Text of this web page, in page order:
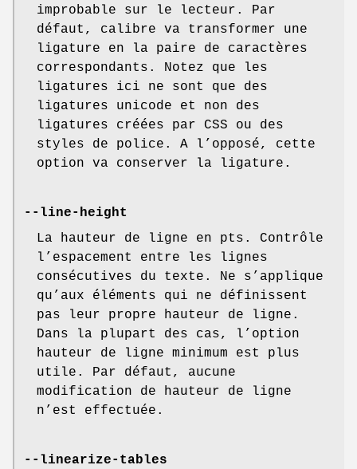
improbable sur le lecteur. Par
défaut, calibre va transformer une
ligature en la paire de caractères
correspondants. Notez que les
ligatures ici ne sont que des
ligatures unicode et non des
ligatures créées par CSS ou des
styles de police. A l’opposé, cette
option va conserver la ligature.
--line-height
La hauteur de ligne en pts. Contrôle
l’espacement entre les lignes
consécutives du texte. Ne s’applique
qu’aux éléments qui ne définissent
pas leur propre hauteur de ligne.
Dans la plupart des cas, l’option
hauteur de ligne minimum est plus
utile. Par défaut, aucune
modification de hauteur de ligne
n’est effectuée.
--linearize-tables